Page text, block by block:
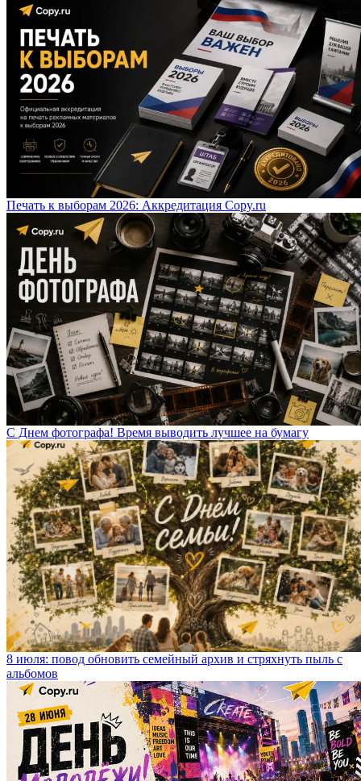
Печать к выборам 2026: Аккредитация Copy.ru
С Днем фотографа! Время выводить лучшее на бумагу
8 июля: повод обновить семейный архив и стряхнуть пыль с
альбомов